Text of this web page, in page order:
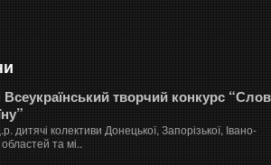
Всеукраїнський творчий конкурс
дитячі колективи Донецької, Запорізької, Івано-
областей та мі..